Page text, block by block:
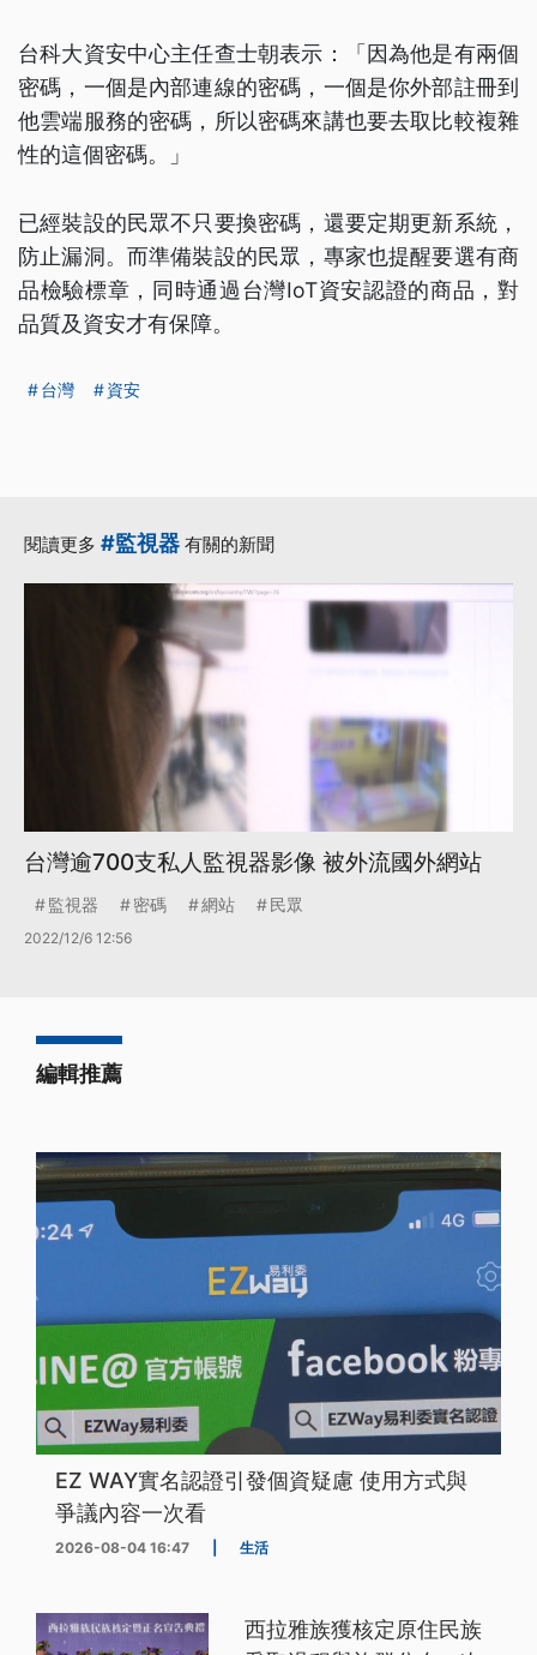
台科大資安中心主任查士朝表示：「因為他是有兩個
密碼，一個是內部連線的密碼，一個是你外部註冊到
他雲端服務的密碼，所以密碼來講也要去取比較複雜
性的這個密碼。」
已經裝設的民眾不只要換密碼，還要定期更新系統，
防止漏洞。而準備裝設的民眾，專家也提醒要選有商
品檢驗標章，同時通過台灣IoT資安認證的商品，對
品質及資安才有保障。
台灣 資安
閱讀更多 #監視器 有關的新聞
台灣逾700支私人監視器影像 被外流國外網站
監視器 密碼 網站 民眾
2022/12/6 12:56
編輯推薦
EZ WAY實名認證引發個資疑慮 使用方式與
爭議內容一次看
2026-08-04 16:47 生活
西拉雅族獲核定原住民族